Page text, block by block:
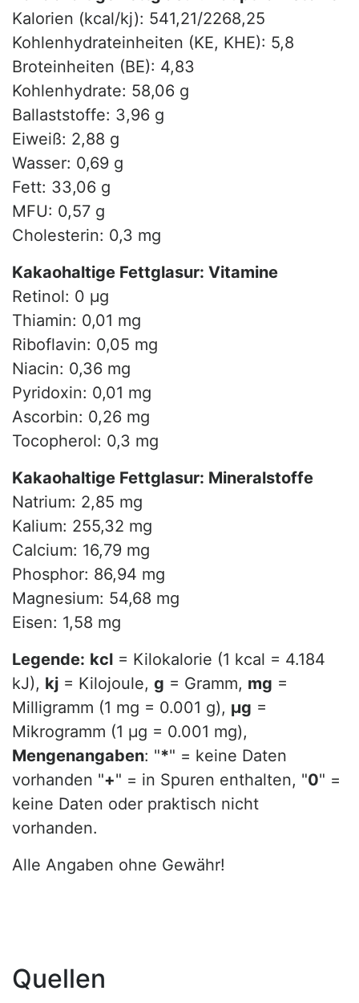
Kalorien (kcal/kj): 541,21/2268,25
Kohlenhydrateinheiten (KE, KHE): 5,8
Broteinheiten (BE): 4,83
Kohlenhydrate: 58,06 g
Ballaststoffe: 3,96 g
Eiweiß: 2,88 g
Wasser: 0,69 g
Fett: 33,06 g
MFU: 0,57 g
Cholesterin: 0,3 mg
Kakaohaltige Fettglasur: Vitamine
Retinol: 0 µg
Thiamin: 0,01 mg
Riboflavin: 0,05 mg
Niacin: 0,36 mg
Pyridoxin: 0,01 mg
Ascorbin: 0,26 mg
Tocopherol: 0,3 mg
Kakaohaltige Fettglasur: Mineralstoffe
Natrium: 2,85 mg
Kalium: 255,32 mg
Calcium: 16,79 mg
Phosphor: 86,94 mg
Magnesium: 54,68 mg
Eisen: 1,58 mg
Legende: kcl = Kilokalorie (1 kcal = 4.184
kJ), kj = Kilojoule, g = Gramm, mg =
Milligramm (1 mg = 0.001 g), µg =
Mikrogramm (1 µg = 0.001 mg),
Mengenangaben: "*" = keine Daten
vorhanden "+" = in Spuren enthalten, "0" =
keine Daten oder praktisch nicht
vorhanden.
Alle Angaben ohne Gewähr!
Quellen